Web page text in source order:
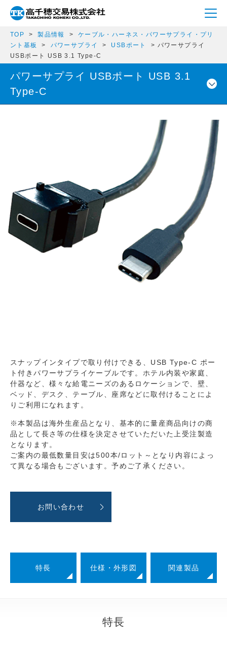
TOP 製品情報
ケーブル・ハーネス・パワーサプライ・プリ
ント基板
パワーサプライ USBポート
パワーサプライ
USBポート USB 3.1 Type-C
パワーサプライ USBポート USB 3.1
Type-C
スナップインタイプで取り付けできる、USB Type-C ポー
ト付きパワーサプライケーブルです。ホテル内装や家庭、
什器など、様々な給電ニーズのあるロケーションで、壁、
ベッド、デスク、テーブル、座席などに取付けることによ
りご利用になれます。
※本製品は海外生産品となり、基本的に量産商品向けの商
品として長さ等の仕様を決定させていただいた上受注製造
となります。
ご案内の最低数量目安は500本/ロット～となり内容によっ
て異なる場合もございます。予めご了承ください。
お問い合わせ
特長 仕様・外形図 関連製品
特長